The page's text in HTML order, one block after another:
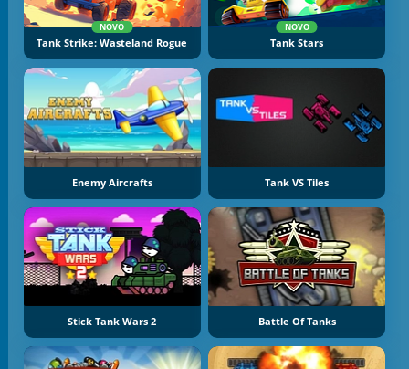
NOVO
Tank Strike: Wasteland Rogue
NOVO
Tank Stars
Enemy Aircrafts Tank VS Tiles
Stick Tank Wars 2 Battle Of Tanks